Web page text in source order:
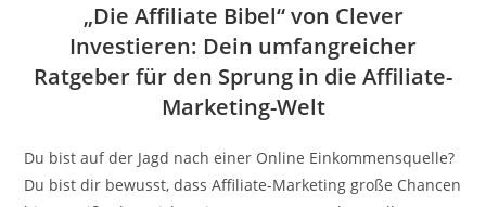
„Die Affiliate Bibel“ von Clever
Investieren: Dein umfangreicher
Ratgeber für den Sprung in die Affiliate-
Marketing-Welt
Du bist auf der Jagd nach einer Online Einkommensquelle?
Du bist dir bewusst, dass Affiliate-Marketing große Chancen